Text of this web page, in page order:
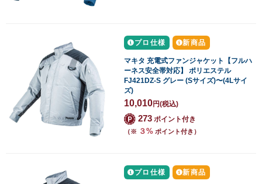
プロ仕様 新商品
マキタ 充電式ファンジャケット【フルハ
ーネス安全帯対応】 ポリエステル
FJ421DZ-S グレー (Sサイズ)〜(4Lサイ
ズ)
10,010円(税込)
273 ポイント付き
（※ ３% ポイント付き）
プロ仕様 新商品